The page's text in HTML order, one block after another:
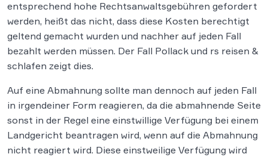
entsprechend hohe Rechtsanwaltsgebühren gefordert
werden, heißt das nicht, dass diese Kosten berechtigt
geltend gemacht wurden und nachher auf jeden Fall
bezahlt werden müssen. Der Fall Pollack und rs reisen &
schlafen zeigt dies.
Auf eine Abmahnung sollte man dennoch auf jeden Fall
in irgendeiner Form reagieren, da die abmahnende Seite
sonst in der Regel eine einstwillige Verfügung bei einem
Landgericht beantragen wird, wenn auf die Abmahnung
nicht reagiert wird. Diese einstweilige Verfügung wird